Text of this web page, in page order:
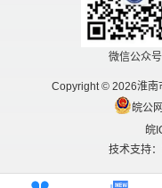
微信公众号
Copyright © 2026淮南
皖公
皖
技术支持